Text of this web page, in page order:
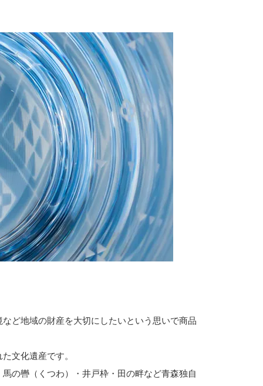
ど地域の財産を大切にしたいという思いで商品
生まれた文化遺産です。
の轡（くつわ）・井戸枠・田の畔など青森独自